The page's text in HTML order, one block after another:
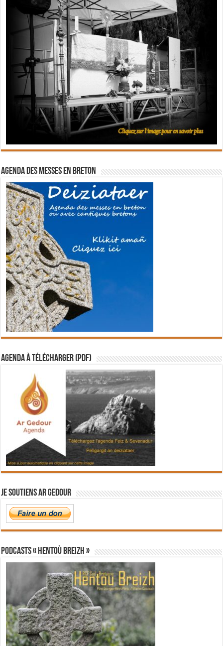
Agenda des messes en breton
Agenda à télécharger (PDF)
Je soutiens Ar Gedour
PODCASTS « Hentoù Breizh »